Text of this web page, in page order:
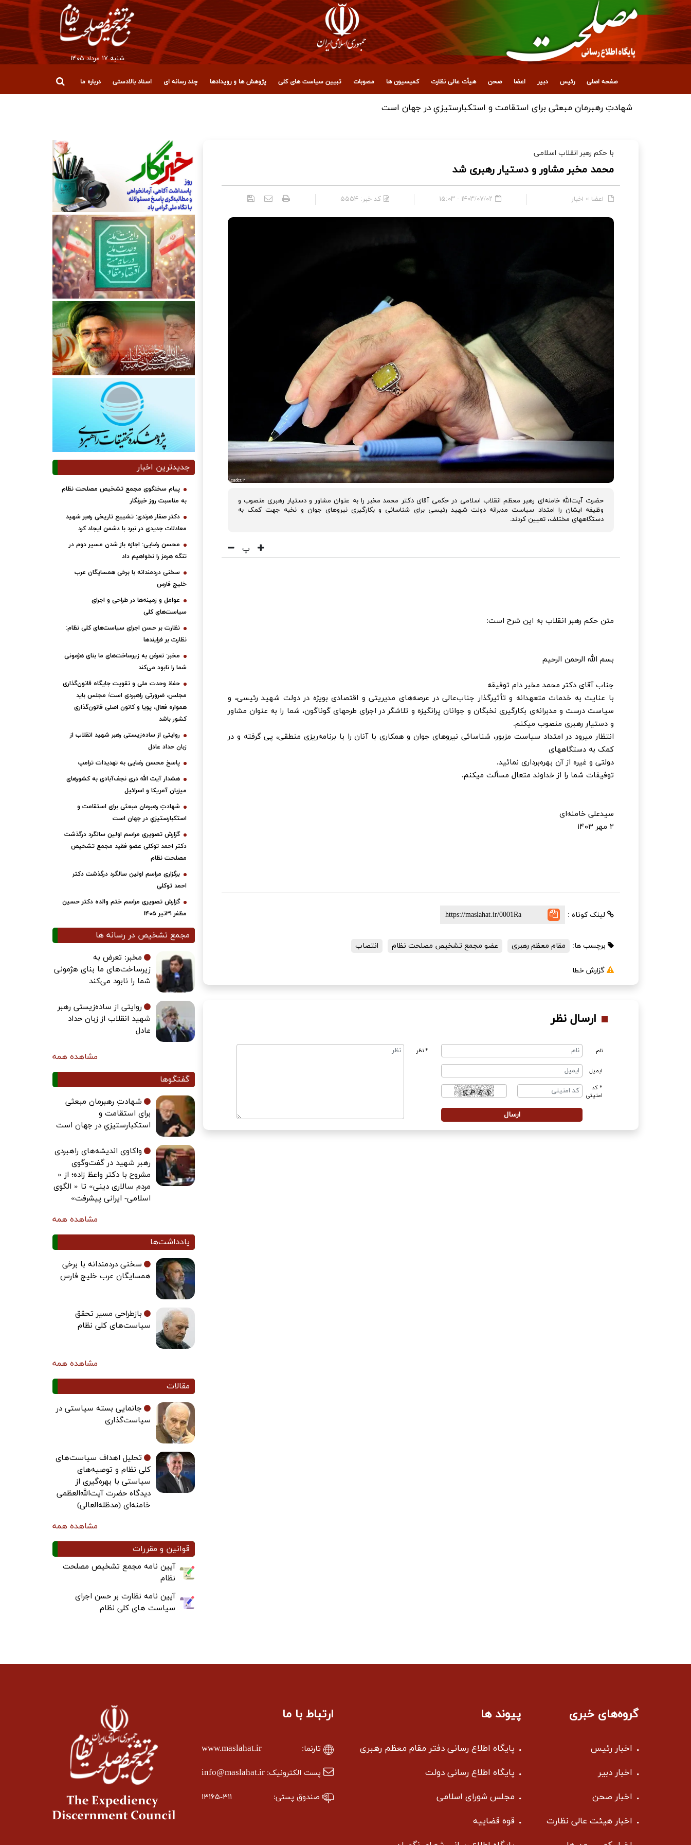
شنبه ۱۷ مرداد ۱۴۰۵
صفحه اصلی رئیس دبیر اعضا صحن هیأت عالی نظارت کمیسیون ها مصوبات تبیین سیاست های کلی پژوهش ها و رویدادها چند رسانه ای اسناد بالادستی درباره ما
برگزاری مراسم اولین سالگرد درگذشت دکتر احمد توکلی
با حکم رهبر انقلاب اسلامی
محمد مخبر مشاور و دستیار رهبری شد
اعضا » اخبار ۱۴۰۳/۰۷/۰۲ - ۱۵:۰۳ کد خبر:۵۵۵۴
حضرت آیت‌الله خامنه‌ای رهبر معظم انقلاب اسلامی در حکمی آقای دکتر محمد مخبر را به عنوان مشاور و دستیار رهبری منصوب و
وظیفه ایشان را امتداد سیاست مدبرانه دولت شهید رئیسی برای شناسائی و بکارگیری نیروهای جوان و نخبه جهت کمک به
دستگاههای مختلف، تعیین کردند.
پ
متن حکم رهبر انقلاب به این شرح است:
بسم الله الرحمن الرحیم
جناب آقای دکتر محمد مخبر دام توفیقه
با عنایت به خدمات متعهدانه و تأثیرگذار جناب‌عالی در عرصه‌های مدیریتی و اقتصادی بویژه در دولت شهید رئیسی، و
سیاست درست و مدبرانه‌ی بکارگیری نخبگان و جوانان پرانگیزه و تلاشگر در اجرای طرحهای گوناگون، شما را به عنوان مشاور
و دستیار رهبری منصوب میکنم.
انتظار میرود در امتداد سیاست مزبور، شناسائی نیروهای جوان و همکاری با آنان را با برنامه‌ریزی منطقی، پی گرفته و در
کمک به دستگاههای
دولتی و غیره از آن بهره‌برداری نمائید.
توفیقات شما را از خداوند متعال مسألت میکنم.
سیدعلی خامنه‌ای
۲ مهر ۱۴۰۳
لینک کوتاه :
برچسب ها: مقام معظم رهبری عضو مجمع تشخیص مصلحت نظام انتصاب
گزارش خطا
ارسال نظر
نام
ایمیل
* کد
امنیتی
* نظر
جدیدترین اخبار
پیام سخنگوی مجمع تشخیص مصلحت نظام
به مناسبت روز خبرنگار
دکتر صفار هرندی: تشییع تاریخی رهبر شهید
معادلات جدیدی در نبرد با دشمن ایجاد کرد
محسن رضایی: اجازه باز شدن مسیر دوم در
تنگه هرمز را نخواهیم داد
سخنی دردمندانه با برخی همسایگان عرب
خلیج فارس
عوامل و زمینه‌ها در طراحی و اجرای
سیاست‌های کلی
نظارت بر حسن اجرای سیاست‌های کلی نظام:
نظارت بر فرایندها
مخبر: تعرض به زیرساخت‌های ما بنای هژمونی
شما را نابود می‌کند
حفظ وحدت ملی و تقویت جایگاه قانون‌گذاری
مجلس، ضرورتی راهبردی است/ مجلس باید
همواره فعال، پویا و کانون اصلی قانون‌گذاری
کشور باشد
روایتی از ساده‌زیستی رهبر شهید انقلاب از
زبان حداد عادل
پاسخ محسن رضایی به تهدیدات ترامپ
هشدار آیت الله دری نجف‌آبادی به کشورهای
میزبان آمریکا و اسرائیل
شهادتِ رهبرمان مبعثی برای استقامت و
استکبارستیزیِ در جهان است
گزارش تصویری مراسم اولین سالگرد درگذشت
دکتر احمد توکلی عضو فقید مجمع تشخیص
مصلحت نظام
برگزاری مراسم اولین سالگرد درگذشت دکتر
احمد توکلی
گزارش تصویری مراسم ختم والده دکتر حسین
مظفر ۳۱تیر ۱۴۰۵
مجمع تشخیص در رسانه ها
مخبر: تعرض به
زیرساخت‌های ما بنای هژمونی
شما را نابود می‌کند
روایتی از ساده‌زیستی رهبر
شهید انقلاب از زبان حداد
عادل
مشاهده همه
گفتگوها
شهادتِ رهبرمان مبعثی
برای استقامت و
استکبارستیزیِ در جهان است
واکاوی اندیشه‌های راهبردی
رهبر شهید در گفت‌وگوی
مشروح با دکتر واعظ زاده؛ از «
مردم سالاری دینی» تا « الگوی
اسلامی- ایرانی پیشرفت»
مشاهده همه
یادداشت‌ها
سخنی دردمندانه با برخی
همسایگان عرب خلیج فارس
بازطراحی مسیر تحقق
سیاست‌های کلی نظام
مشاهده همه
مقالات
جانمایی بسته سیاستی در
سیاست‌گذاری
تحلیل اهداف سیاست‌های
کلی نظام و توصیه‌های
سیاستی با بهره‌گیری از
دیدگاه حضرت آیت‌الله‌العظمی
خامنه‌ای (مدظله‌العالی)
مشاهده همه
قوانین و مقررات
آیین نامه مجمع تشخیص مصلحت
نظام
آیین نامه نظارت بر حسن اجرای
سیاست های کلی نظام
گروه‌های خبری
اخبار رئیس
اخبار دبیر
اخبار صحن
اخبار هیئت عالی نظارت
پیوند ها
پایگاه اطلاع رسانی دفتر مقام معظم رهبری
پایگاه اطلاع رسانی دولت
مجلس شورای اسلامی
قوه قضاییه
ارتباط با ما
تارنما: www.maslahat.ir
پست الکترونیک: info@maslahat.ir
صندوق پستی: ۱۳۱۶۵-۳۱۱